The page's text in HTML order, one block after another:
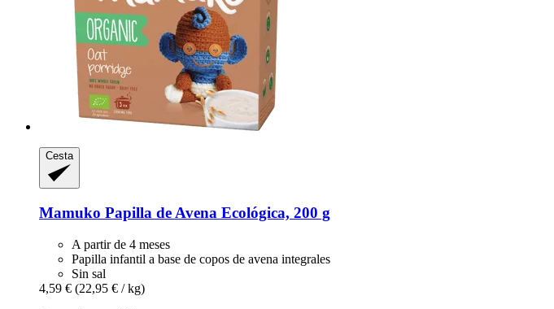
Cesta
Mamuko Papilla de Avena Ecológica, 200 g
A partir de 4 meses
Papilla infantil a base de copos de avena integrales
Sin sal
4,59 € (22,95 € / kg)